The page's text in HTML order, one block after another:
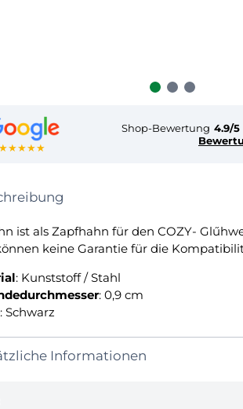
★★★★★
Shop-Bewertung 4.9/5
ist als Zapfhahn für den COZY-
keine Garantie für die
: Kunststoff / Stahl
: 0,9 cm
: Schwarz
Informationen